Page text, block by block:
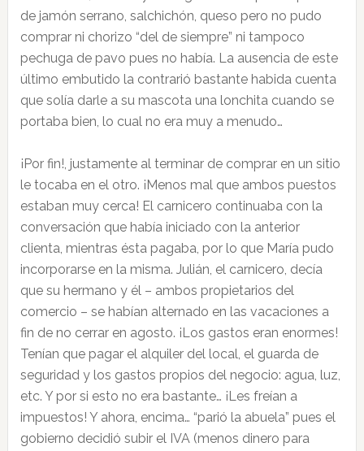
de jamón serrano, salchichón, queso pero no pudo
comprar ni chorizo “del de siempre” ni tampoco
pechuga de pavo pues no había. La ausencia de este
último embutido la contrarió bastante habida cuenta
que solía darle a su mascota una lonchita cuando se
portaba bien, lo cual no era muy a menudo…
¡Por fin!, justamente al terminar de comprar en un sitio
le tocaba en el otro. ¡Menos mal que ambos puestos
estaban muy cerca! El carnicero continuaba con la
conversación que había iniciado con la anterior
clienta, mientras ésta pagaba, por lo que María pudo
incorporarse en la misma. Julián, el carnicero, decía
que su hermano y él – ambos propietarios del
comercio – se habían alternado en las vacaciones a
fin de no cerrar en agosto. ¡Los gastos eran enormes!
Tenían que pagar el alquiler del local, el guarda de
seguridad y los gastos propios del negocio: agua, luz,
etc. Y por si esto no era bastante… ¡Les freían a
impuestos! Y ahora, encima… “parió la abuela” pues el
gobierno decidió subir el IVA (menos dinero para